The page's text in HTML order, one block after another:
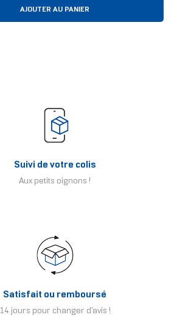
AJOUTER AU PANIER
Suivi de votre colis
Aux petits oignons !
Satisfait ou remboursé
14 jours pour changer d'avis !